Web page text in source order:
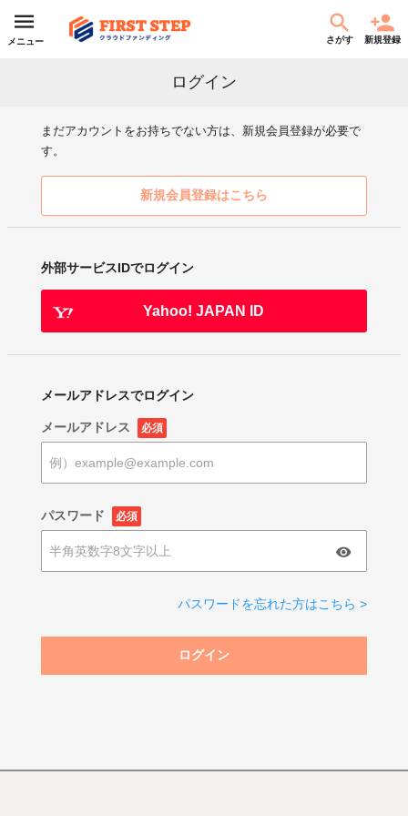
メニュー さがす 新規登録
ログイン
まだアカウントをお持ちでない方は、新規会員登録が必要で
す。
新規会員登録はこちら
外部サービスIDでログイン
Yahoo! JAPAN ID
メールアドレスでログイン
メールアドレス 必須
パスワード 必須
パスワードを忘れた方はこちら >
ログイン